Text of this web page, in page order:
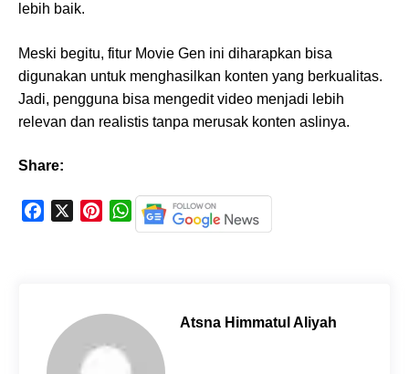
lebih baik.
Meski begitu, fitur Movie Gen ini diharapkan bisa
digunakan untuk menghasilkan konten yang berkualitas.
Jadi, pengguna bisa mengedit video menjadi lebih
relevan dan realistis tanpa merusak konten aslinya.
Share:
k
e
W
h
A
Atsna Himmatul Aliyah